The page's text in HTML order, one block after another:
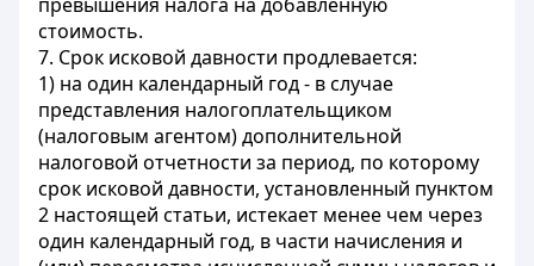
стоимость.
7. Срок исковой давности продлевается:
1) на один календарный год - в случае
представления налогоплательщиком
(налоговым агентом) дополнительной
налоговой отчетности за период, по которому
срок исковой давности, установленный пунктом
2 настоящей статьи, истекает менее чем через
один календарный год, в части начисления и